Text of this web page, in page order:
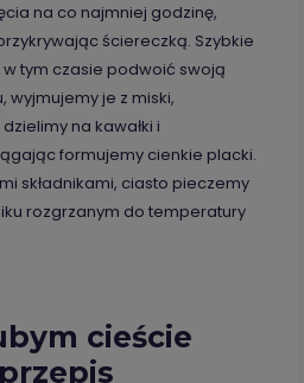
na co najmniej godzinę,
ściereczką. Szybkie
tym czasie podwoić swoją
wyjmujemy je z miski,
na kawałki i
formujemy cienkie placki.
składnikami, ciasto pieczemy
rozgrzanym do temperatury
cieście